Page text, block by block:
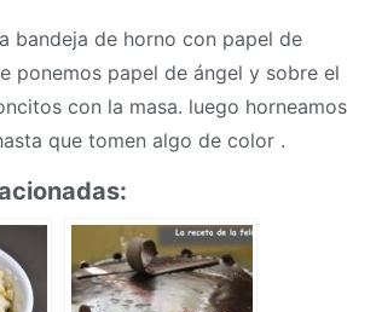
bandeja de horno con papel de
ponemos papel de ángel y sobre el
con la masa. luego horneamos
que tomen algo de color .